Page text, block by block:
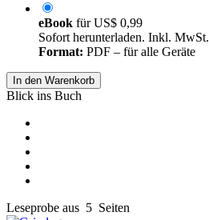
eBook fürUS$ 0,99
Sofort herunterladen. Inkl. MwSt.
Format: PDF – für alle Geräte
In den Warenkorb
Blick ins Buch
Leseprobe aus 5 Seiten